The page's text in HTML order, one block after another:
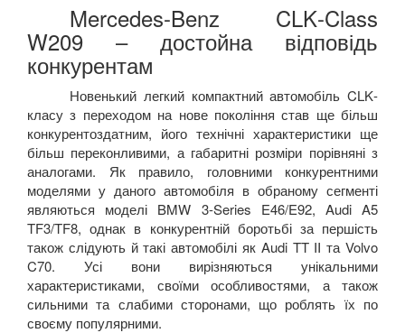
Mercedes-Benz CLK-Class
W209 – достойна відповідь
конкурентам
Новенький легкий компактний автомобіль CLK-
класу з переходом на нове покоління став ще більш
конкурентоздатним, його технічні характеристики ще
більш переконливими, а габаритні розміри порівняні з
аналогами. Як правило, головними конкурентними
моделями у даного автомобіля в обраному сегменті
являються моделі BMW 3-Series E46/E92, Audi A5
TF3/TF8, однак в конкурентній боротьбі за першість
також слідують й такі автомобілі як Audi TT II таVolvo
C70. Усі вони вирізняються унікальними
характеристиками, своїми особливостями, а також
сильними та слабими сторонами, що роблять їх по
своєму популярними.